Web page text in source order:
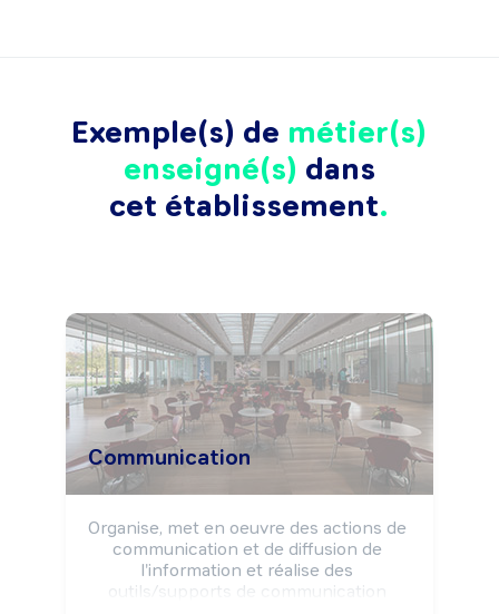
Exemple(s) de métier(s)
enseigné(s) dans
cet établissement
Communication
Organise, met en oeuvre des actions de
communication et de diffusion de
l'information et réalise des
outils/supports de communication